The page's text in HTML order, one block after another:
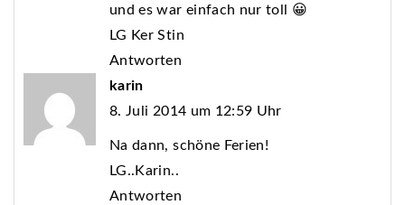
und es war einfach nur toll 😀
LG Ker Stin
Antworten
karin
8. Juli 2014 um 12:59 Uhr
Na dann, schöne Ferien!
LG..Karin..
Antworten